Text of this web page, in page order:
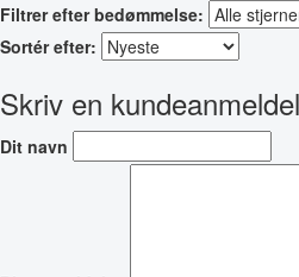
Filtrer efter bedømmelse:
Sortér efter:
Skriv en
Dit navn